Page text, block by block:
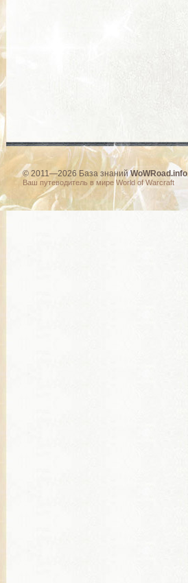
© 2011—2026 База знанийWoWRoad.info
Ваш путеводитель в мире World of Warcraft